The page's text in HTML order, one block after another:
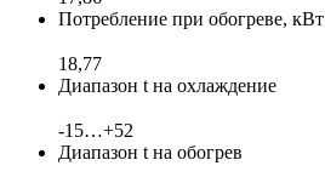
Потребление при обогреве, кВт
18,77
Диапазон t на охлаждение
-15…+52
Диапазон t на обогрев